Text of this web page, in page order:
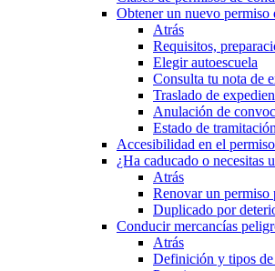
Obtener un nuevo permiso
Atrás
Requisitos,
Elegir autoescuela
Consulta tu nota de
Traslado de
Anulación de
Estado de
Accesibilidad en el
¿Ha caducado o necesitas
Atrás
Renovar un permiso
Duplicado por
Conducir mercancías
Atrás
Definición y tipos de